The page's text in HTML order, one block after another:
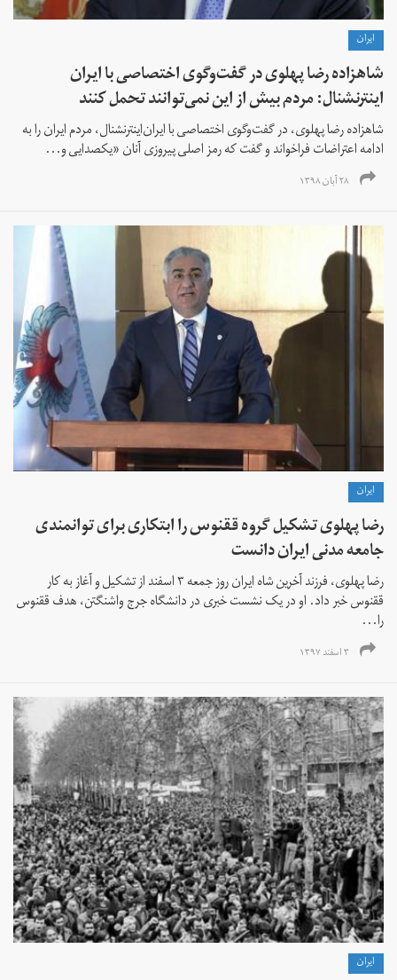
ايران
شاهزاده رضا پهلوی در گفت‌وگوی اختصاصی با ایران
اینترنشنال: مردم بیش از این نمی‌توانند تحمل کنند
شاهزاده رضا پهلوی، در گفت‌وگوی اختصاصی با ایران‌اینترنشنال، مردم ایران را به
ادامه اعتراضات فراخواند و گفت که رمز اصلی پیروزی آنان «یکصدایی و...
۲۸ آبان ۱۳۹۸
ايران
رضا پهلوی تشکیل گروه ققنوس را ابتکاری برای توانمندی
جامعه مدنی ایران دانست
رضا پهلوی، فرزند آخرین شاه ایران روز جمعه ۳ اسفند از تشکیل و آغاز به کار
ققنوس خبر داد. او در یک نشست خبری در دانشگاه جرج واشنگتن، هدف ققنوس
را...
۳ اسفند ۱۳۹۷
ايران